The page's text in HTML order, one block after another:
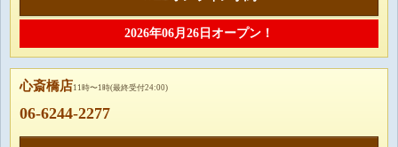
2026年06月26日オープン！
心斎橋店11時〜1時(最終受付24:00)
06-6244-2277